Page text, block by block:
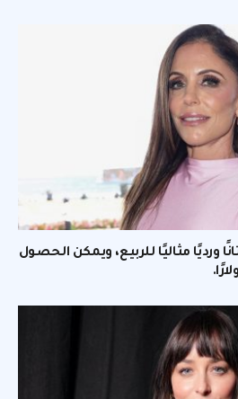
ورديًا مثاليًا للربيع، ويمكن الحصول